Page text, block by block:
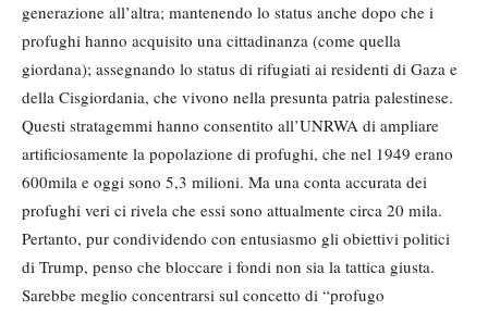
generazione all’altra; mantenendo lo status anche dopo che i
profughi hanno acquisito una cittadinanza (come quella
giordana); assegnando lo status di rifugiati ai residenti di Gaza e
della Cisgiordania, che vivono nella presunta patria palestinese.
Questi stratagemmi hanno consentito all’UNRWA di ampliare
artificiosamente la popolazione di profughi, che nel 1949 erano
600mila e oggi sono 5,3 milioni. Ma una conta accurata dei
profughi veri ci rivela che essi sono attualmente circa 20 mila.
Pertanto, pur condividendo con entusiasmo gli obiettivi politici
di Trump, penso che bloccare i fondi non sia la tattica giusta.
Sarebbe meglio concentrarsi sul concetto di “profugo